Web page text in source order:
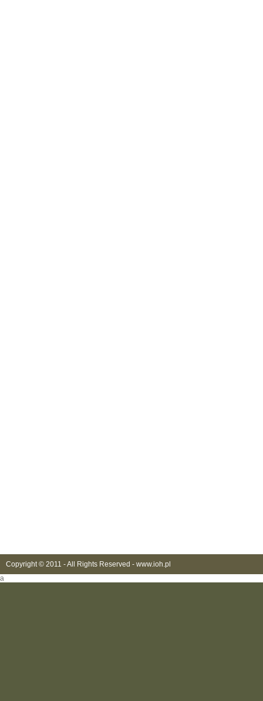
Copyright © 2011 - All Rights Reserved - www.ioh.pl
a